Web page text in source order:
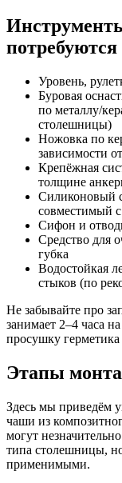
потребуются
Уровень,
Буровая
по металлу/
столешницы)
Ножовка по
зависимости
Крепёжная
толщине
Силиконовый
совместимый
Сифон и
Средство для
губка
Водостойкая
стыков (по
Не забывайте про
занимает 2–4 часа
просушку
Этапы
Здесь мы приведём
чаши из
могут
типа столешницы,
применимыми.